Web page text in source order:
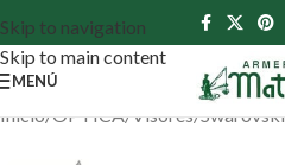
Skip to navigation
Skip to main content
MENÚ
Inicio/ ÓPTICA/ Visores/Swarovski